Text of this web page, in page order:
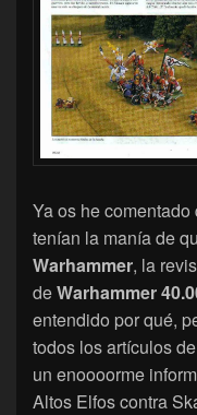
Ya os he
tenían la manía de
Warhammer, la
deWarhammer
entendido por qué,
todos los artículos
un enoooorme
Altos Elfos contra